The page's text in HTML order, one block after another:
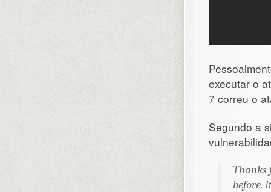
executar o
7 correu o
Segundo a
Thanks
before.